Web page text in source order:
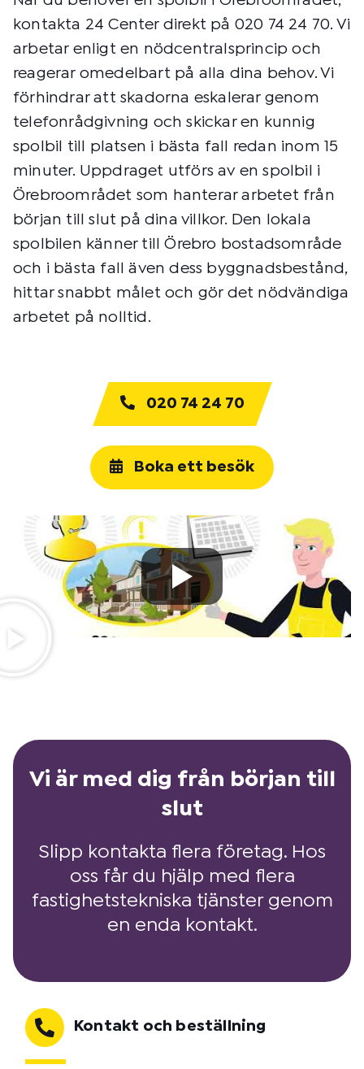
kontakta 24 Center direkt på 020 74 24 70. Vi
arbetar enligt en nödcentralsprincip och
reagerar omedelbart på alla dina behov. Vi
förhindrar att skadorna eskalerar genom
telefonrådgivning och skickar en kunnig
spolbil till platsen i bästa fall redan inom 15
minuter. Uppdraget utförs av en spolbil i
Örebroområdet som hanterar arbetet från
början till slut på dina villkor. Den lokala
spolbilen känner till Örebro bostadsområde
och i bästa fall även dess byggnadsbestånd,
hittar snabbt målet och gör det nödvändiga
arbetet på nolltid.
020 74 24 70
Boka ett besök
Vi är med dig från början till
slut
Slipp kontakta flera företag. Hos
oss får du hjälp med flera
fastighetstekniska tjänster genom
en enda kontakt.
Kontakt och beställning